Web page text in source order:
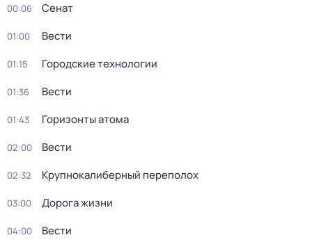
00:06 Сенат
01:00 Вести
01:15 Городские технологии
01:36 Вести
01:43 Горизонты атома
02:00 Вести
02:32 Крупнокалиберный переполох
03:00 Дорога жизни
04:00 Вести